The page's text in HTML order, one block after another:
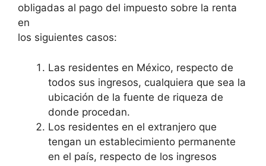
obligadas al pago del impuesto sobre la renta
en
los siguientes casos:
Las residentes en México, respecto de
todos sus ingresos, cualquiera que sea la
ubicación de la fuente de riqueza de
donde procedan.
Los residentes en el extranjero que
tengan un establecimiento permanente
en el país, respecto de los ingresos